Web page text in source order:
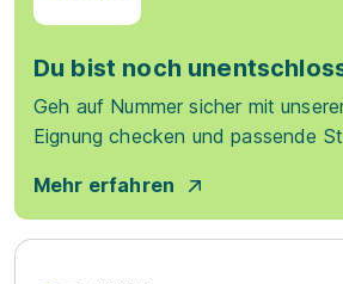
Du bist noch
Geh auf Nummer sicher mit
Eignung checken und passende
Mehr erfahren